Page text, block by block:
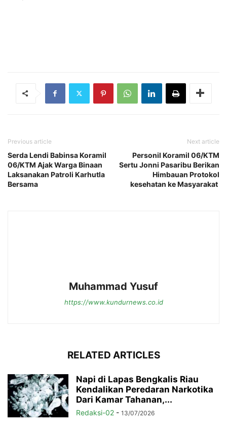
Previous article
Serda Lendi Babinsa Koramil
06/KTM Ajak Warga Binaan
Laksanakan Patroli Karhutla
Bersama
Next article
Personil Koramil 06/KTM
Sertu Jonni Pasaribu Berikan
Himbauan Protokol
kesehatan ke Masyarakat
Muhammad Yusuf
https://www.kundurnews.co.id
RELATED ARTICLES
Napi di Lapas Bengkalis Riau
Kendalikan Peredaran Narkotika
Dari Kamar Tahanan,...
Redaksi-02 - 13/07/2026